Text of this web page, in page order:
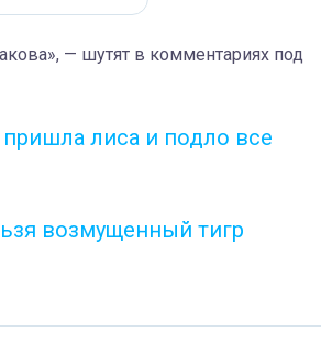
— шутят в комментариях под
лиса и подло все
возмущенный тигр